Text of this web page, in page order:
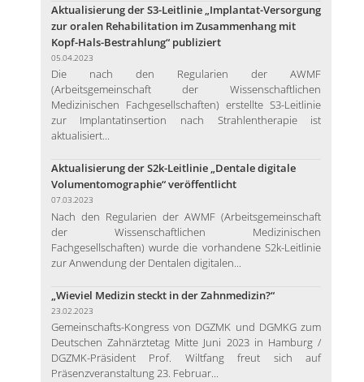
Aktualisierung der S3-Leitlinie „Implantat-Versorgung
zur oralen Rehabilitation im Zusammenhang mit
Kopf-Hals-Bestrahlung“ publiziert
05.04.2023
Die nach den Regularien der AWMF
(Arbeitsgemeinschaft der Wissenschaftlichen
Medizinischen Fachgesellschaften) erstellte S3-Leitlinie
zur Implantatinsertion nach Strahlentherapie ist
aktualisiert...
Aktualisierung der S2k-Leitlinie „Dentale digitale
Volumentomographie“ veröffentlicht
07.03.2023
Nach den Regularien der AWMF (Arbeitsgemeinschaft
der Wissenschaftlichen Medizinischen
Fachgesellschaften) wurde die vorhandene S2k-Leitlinie
zur Anwendung der Dentalen digitalen...
„Wieviel Medizin steckt in der Zahnmedizin?“
23.02.2023
Gemeinschafts-Kongress von DGZMK und DGMKG zum
Deutschen Zahnärztetag Mitte Juni 2023 in Hamburg /
DGZMK-Präsident Prof. Wiltfang freut sich auf
Präsenzveranstaltung 23. Februar...